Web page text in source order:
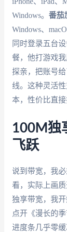
Windows。 番茄
Windows、
同时登录五台
餐，他打游戏
探亲，把账号
线。这种灵活
本，性价比直接
100M独
飞跃
说到带宽，我
看，实际上画质
独享带宽，我
点开《漫长的
进度条几乎零